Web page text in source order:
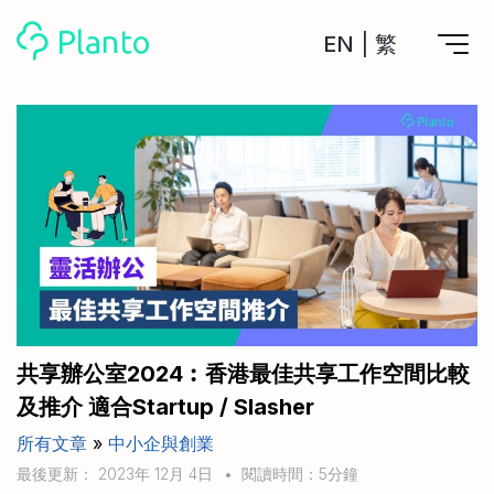
EN 繁
計劃買樓
計劃買樓第一步
全功能記賬
管理及分析所有戶口
管理MPF戶口
一次過管理所有強積金戶口
申請清卡數/私人貸款
CreFIT x Planto推廣優惠
工具
私人貸款
年利率/APR/年息比較
投資戶口 (美股)
比較最抵美股投資戶口
投資戶口 (港股)
比較最抵港股投資戶口
投資加密貨幣
比較最抵Crypto交易所
月供股票計劃
比較最抵月供計劃戶口
關於我們
Academy
Marketplace
其他網站
共享辦公室2024︰香港最佳共享工作空間比較
及推介 適合Startup / Slasher
所有文章 » 中小企與創業
最後更新： 2023年 12月 4日 • 閱讀時間：5分鐘